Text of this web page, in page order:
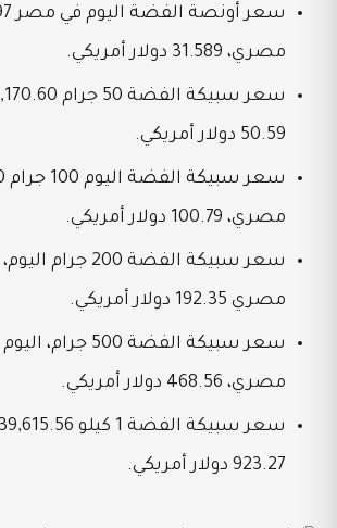
مصري، 31.589 دولار أمريكي.
50.59 دولار أمريكي.
مصري، 100.79 دولار أمريكي.
مصري 192.35 دولار أمريكي.
مصري، 468.56 دولار أمريكي.
923.27 دولار أمريكي.